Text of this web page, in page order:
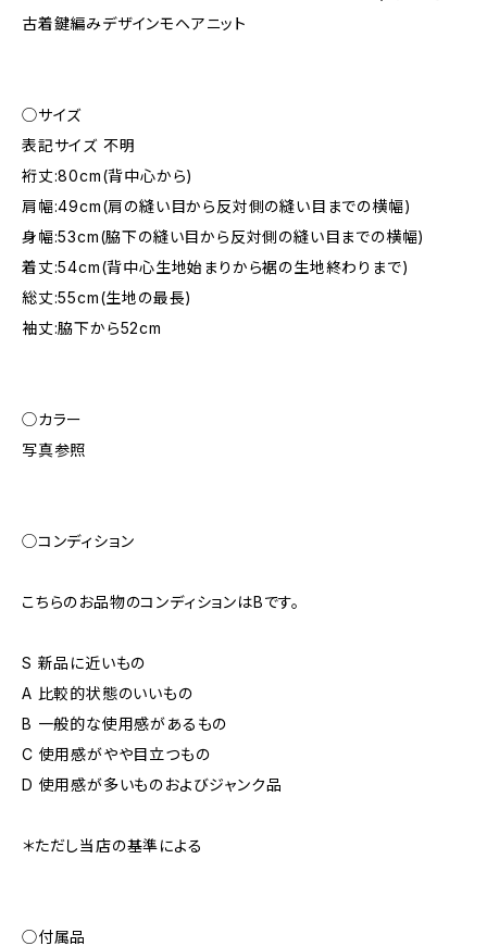
古着鍵編みデザインモヘアニット
◯サイズ
表記サイズ 不明
裄丈:80cm(背中心から)
肩幅:49cm(肩の縫い目から反対側の縫い目までの横幅)
身幅:53cm(脇下の縫い目から反対側の縫い目までの横幅)
着丈:54cm(背中心生地始まりから裾の生地終わりまで)
総丈:55cm(生地の最長)
袖丈:脇下から52cm
◯カラー
写真参照
◯コンディション
こちらのお品物のコンディションはBです。
S 新品に近いもの
A 比較的状態のいいもの
B 一般的な使用感があるもの
C 使用感がやや目立つもの
D 使用感が多いものおよびジャンク品
＊ただし当店の基準による
◯付属品